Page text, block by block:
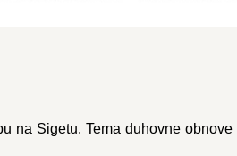
na Sigetu. Tema duhovne obnove